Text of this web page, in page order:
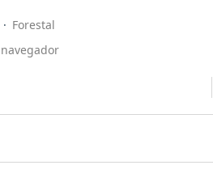
Forestal
navegador